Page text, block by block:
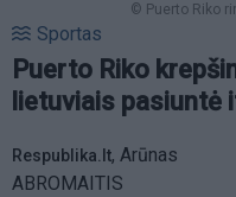
© Puerto Riko
Sportas
Puerto Riko
lietuviais pasiuntė
Respublika.lt, Arūnas
ABROMAITIS